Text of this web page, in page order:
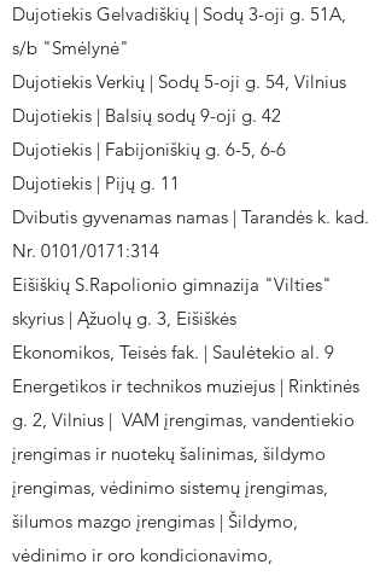
Dujotiekis Gelvadiškių | Sodų 3-oji g. 51A,
s/b "Smėlynė"
Dujotiekis Verkių | Sodų 5-oji g. 54, Vilnius
Dujotiekis | Balsių sodų 9-oji g. 42
Dujotiekis | Fabijoniškių g. 6-5, 6-6
Dujotiekis | Pijų g. 11
Dvibutis gyvenamas namas | Tarandės k. kad.
Nr. 0101/0171:314
Eišiškių S.Rapolionio gimnazija "Vilties"
skyrius | Ąžuolų g. 3, Eišiškės
Ekonomikos, Teisės fak. | Saulėtekio al. 9
Energetikos ir technikos muziejus | Rinktinės
g. 2, Vilnius | VAM įrengimas, vandentiekio
įrengimas ir nuotekų šalinimas, šildymo
įrengimas, vėdinimo sistemų įrengimas,
šilumos mazgo įrengimas | Šildymo,
vėdinimo ir oro kondicionavimo,